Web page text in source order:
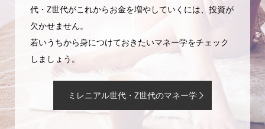
代・Z世代がこれからお金を増やしていくには、投資が
欠かせません。
若いうちから身につけておきたいマネー学をチェック
しましょう。
ミレニアル世代・Z世代のマネー学